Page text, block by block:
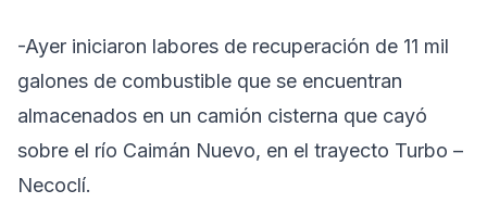
-Ayer iniciaron labores de recuperación de 11 mil
galones de combustible que se encuentran
almacenados en un camión cisterna que cayó
sobre el río Caimán Nuevo, en el trayecto Turbo –
Necoclí.